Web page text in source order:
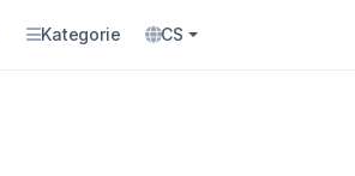
Kategorie CS